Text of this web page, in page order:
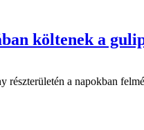
költenek a
részterületén a napokban